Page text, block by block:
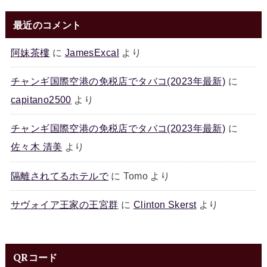
最近のコメント
阿妹茶樓 に JamesExcal より
チャンギ国際空港の免税店でタバコ(2023年最新) に
capitano2500 より
チャンギ国際空港の免税店でタバコ(2023年最新) に
佐々木 清美 より
隔離されてるホテルでにTomoより
サヴォイア王家の王宮群 に Clinton Skerstより
QRコード